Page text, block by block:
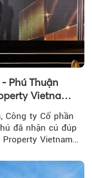
Phú Thuận
Vietnam
Công ty Cổ phần
đã nhận cú đúp
Vietnam